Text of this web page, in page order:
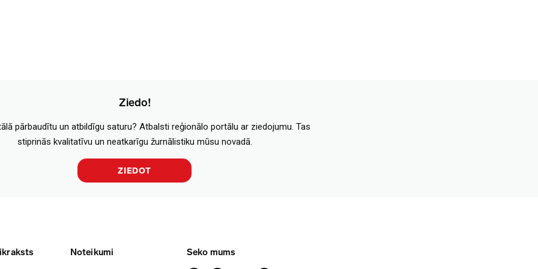
Ziedo!
pārbaudītu un atbildīgu saturu? Atbalsti reģionālo portālu ar ziedojumu. Tas
stiprinās kvalitatīvu un neatkarīgu žurnālistiku mūsu novadā.
ZIEDOT
Noteikumi Seko mums